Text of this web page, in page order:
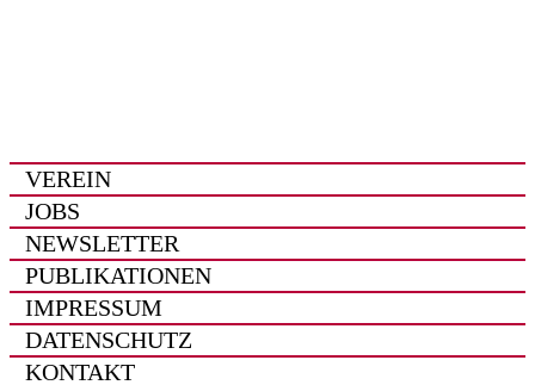
VEREIN
JOBS
NEWSLETTER
PUBLIKATIONEN
IMPRESSUM
DATENSCHUTZ
KONTAKT